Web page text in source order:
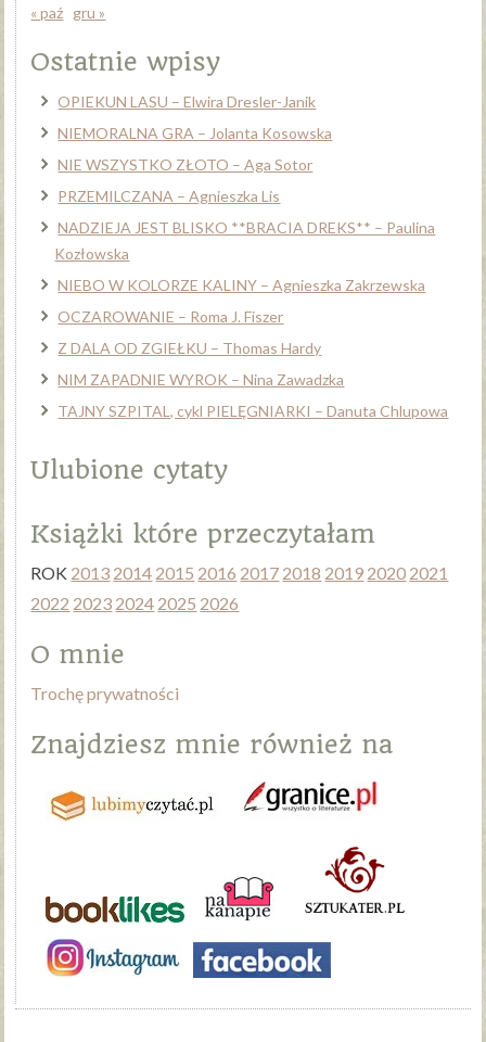
« paź gru »
Ostatnie wpisy
OPIEKUN LASU – Elwira Dresler-Janik
NIEMORALNA GRA – Jolanta Kosowska
NIE WSZYSTKO ZŁOTO – Aga Sotor
PRZEMILCZANA – Agnieszka Lis
NADZIEJA JEST BLISKO **BRACIA DREKS** – Paulina
Kozłowska
NIEBO W KOLORZE KALINY – Agnieszka Zakrzewska
OCZAROWANIE – Roma J. Fiszer
Z DALA OD ZGIEŁKU – Thomas Hardy
NIM ZAPADNIE WYROK – Nina Zawadzka
TAJNY SZPITAL, cykl PIELĘGNIARKI – Danuta Chlupowa
Ulubione cytaty
Książki które przeczytałam
ROK 2013 2014 2015 2016 2017 2018 2019 2020 2021
2022 2023 2024 2025 2026
O mnie
Trochę prywatności
Znajdziesz mnie również na